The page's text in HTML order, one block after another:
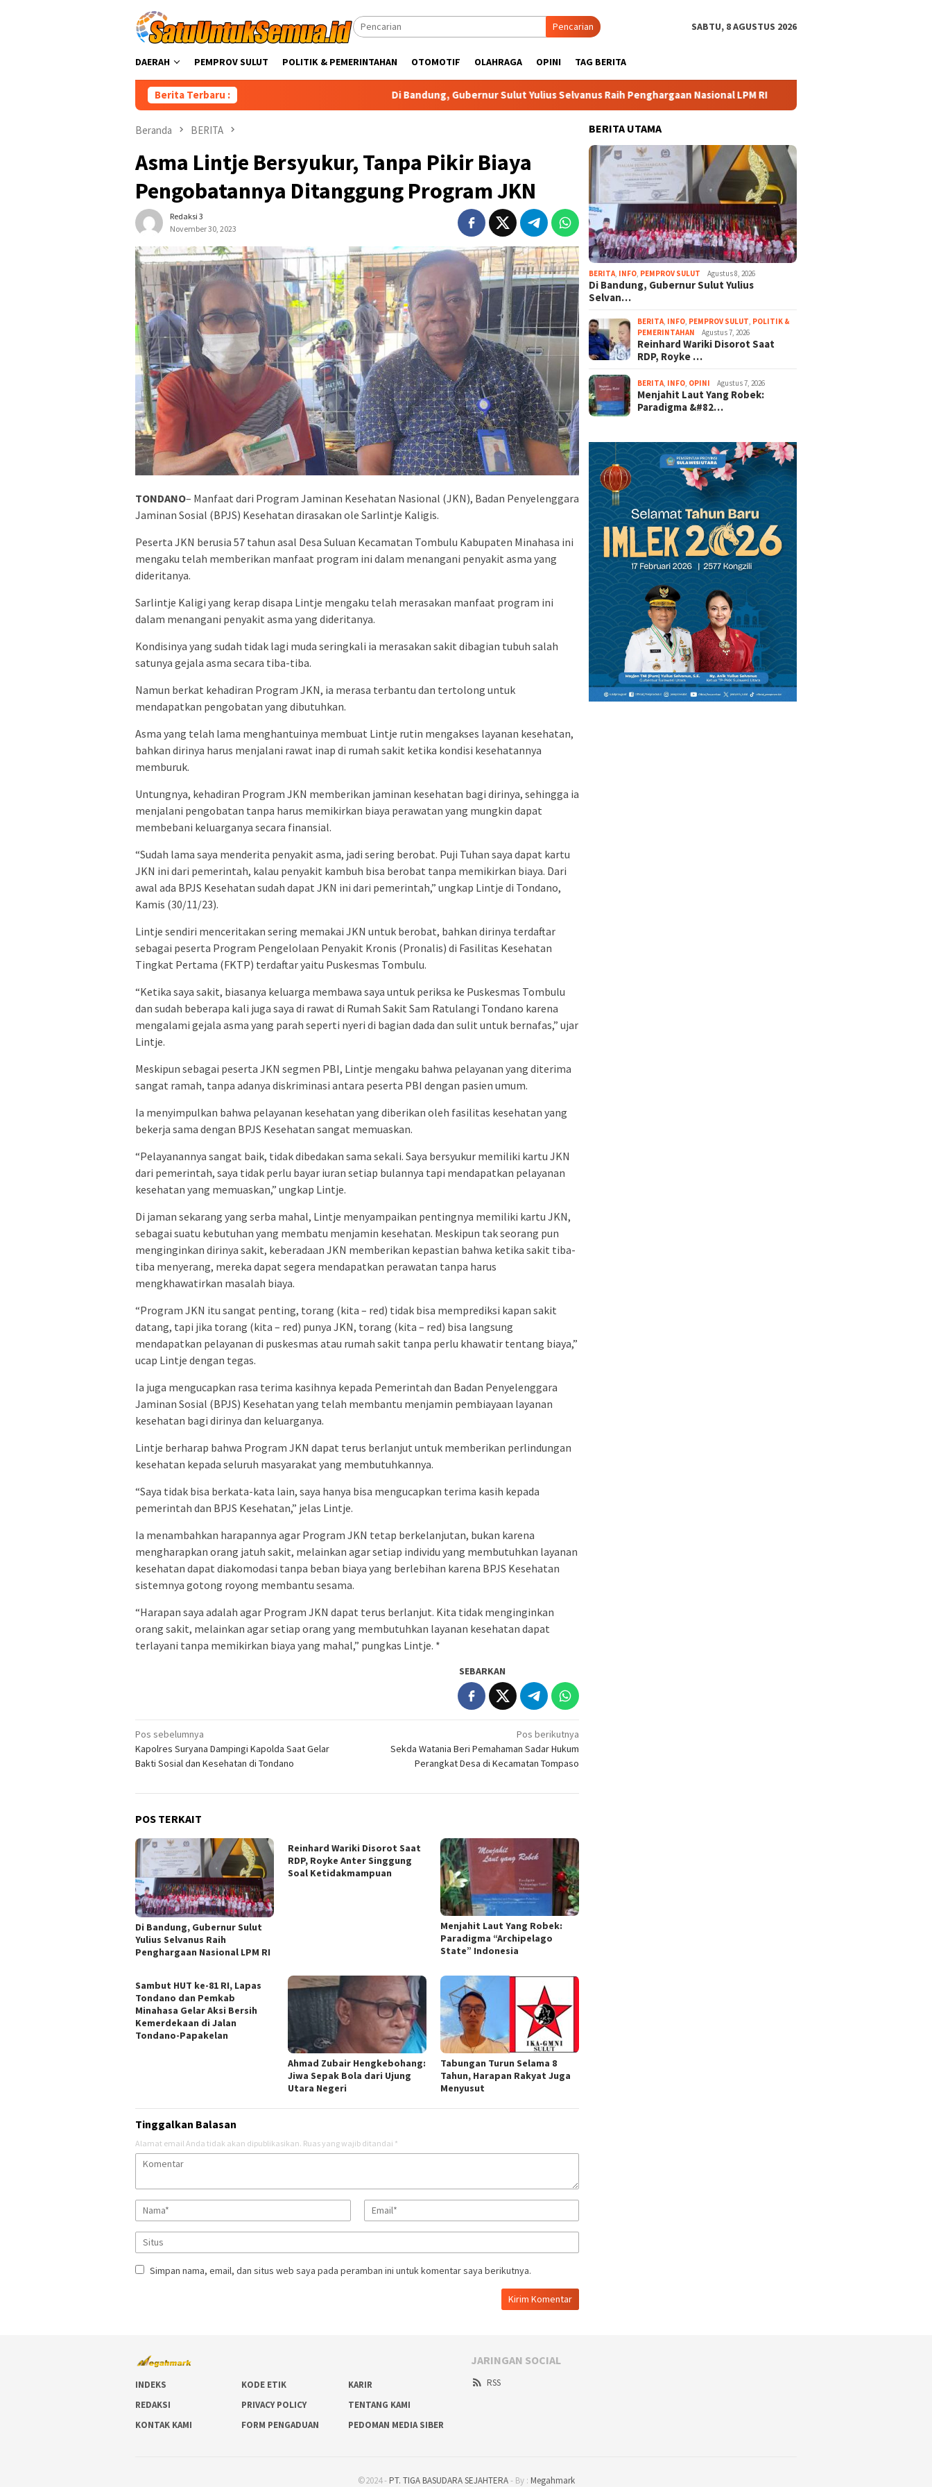
Pencarian SABTU, 8 AGUSTUS 2026
DAERAH PEMPROV SULUT POLITIK & PEMERINTAHAN OTOMOTIF OLAHRAGA OPINI TAG BERITA
Berita Terbaru : Di Bandung, Gubernur Sulut Yulius Selvanus Raih Penghargaan Nasional LPM RI Di Ujung Jari, Berkibar Bendera Ibu
Beranda BERITA
Asma Lintje Bersyukur, Tanpa Pikir Biaya
Pengobatannya Ditanggung Program JKN
Redaksi 3
November 30, 2023
TONDANO– Manfaat dari Program Jaminan Kesehatan Nasional (JKN), Badan Penyelenggara
Jaminan Sosial (BPJS) Kesehatan dirasakan ole Sarlintje Kaligis.
Peserta JKN berusia 57 tahun asal Desa Suluan Kecamatan Tombulu Kabupaten Minahasa ini
mengaku telah memberikan manfaat program ini dalam menangani penyakit asma yang
dideritanya.
Sarlintje Kaligi yang kerap disapa Lintje mengaku telah merasakan manfaat program ini
dalam menangani penyakit asma yang dideritanya.
Kondisinya yang sudah tidak lagi muda seringkali ia merasakan sakit dibagian tubuh salah
satunya gejala asma secara tiba-tiba.
Namun berkat kehadiran Program JKN, ia merasa terbantu dan tertolong untuk
mendapatkan pengobatan yang dibutuhkan.
Asma yang telah lama menghantuinya membuat Lintje rutin mengakses layanan kesehatan,
bahkan dirinya harus menjalani rawat inap di rumah sakit ketika kondisi kesehatannya
memburuk.
Untungnya, kehadiran Program JKN memberikan jaminan kesehatan bagi dirinya, sehingga ia
menjalani pengobatan tanpa harus memikirkan biaya perawatan yang mungkin dapat
membebani keluarganya secara finansial.
“Sudah lama saya menderita penyakit asma, jadi sering berobat. Puji Tuhan saya dapat kartu
JKN ini dari pemerintah, kalau penyakit kambuh bisa berobat tanpa memikirkan biaya. Dari
awal ada BPJS Kesehatan sudah dapat JKN ini dari pemerintah,” ungkap Lintje di Tondano,
Kamis (30/11/23).
Lintje sendiri menceritakan sering memakai JKN untuk berobat, bahkan dirinya terdaftar
sebagai peserta Program Pengelolaan Penyakit Kronis (Pronalis) di Fasilitas Kesehatan
Tingkat Pertama (FKTP) terdaftar yaitu Puskesmas Tombulu.
“Ketika saya sakit, biasanya keluarga membawa saya untuk periksa ke Puskesmas Tombulu
dan sudah beberapa kali juga saya di rawat di Rumah Sakit Sam Ratulangi Tondano karena
mengalami gejala asma yang parah seperti nyeri di bagian dada dan sulit untuk bernafas,” ujar
Lintje.
Meskipun sebagai peserta JKN segmen PBI, Lintje mengaku bahwa pelayanan yang diterima
sangat ramah, tanpa adanya diskriminasi antara peserta PBI dengan pasien umum.
Ia menyimpulkan bahwa pelayanan kesehatan yang diberikan oleh fasilitas kesehatan yang
bekerja sama dengan BPJS Kesehatan sangat memuaskan.
“Pelayanannya sangat baik, tidak dibedakan sama sekali. Saya bersyukur memiliki kartu JKN
dari pemerintah, saya tidak perlu bayar iuran setiap bulannya tapi mendapatkan pelayanan
kesehatan yang memuaskan,” ungkap Lintje.
Di jaman sekarang yang serba mahal, Lintje menyampaikan pentingnya memiliki kartu JKN,
sebagai suatu kebutuhan yang membatu menjamin kesehatan. Meskipun tak seorang pun
menginginkan dirinya sakit, keberadaan JKN memberikan kepastian bahwa ketika sakit tiba-
tiba menyerang, mereka dapat segera mendapatkan perawatan tanpa harus
mengkhawatirkan masalah biaya.
“Program JKN itu sangat penting, torang (kita – red) tidak bisa memprediksi kapan sakit
datang, tapi jika torang (kita – red) punya JKN, torang (kita – red) bisa langsung
mendapatkan pelayanan di puskesmas atau rumah sakit tanpa perlu khawatir tentang biaya,”
ucap Lintje dengan tegas.
Ia juga mengucapkan rasa terima kasihnya kepada Pemerintah dan Badan Penyelenggara
Jaminan Sosial (BPJS) Kesehatan yang telah membantu menjamin pembiayaan layanan
kesehatan bagi dirinya dan keluarganya.
Lintje berharap bahwa Program JKN dapat terus berlanjut untuk memberikan perlindungan
kesehatan kepada seluruh masyarakat yang membutuhkannya.
“Saya tidak bisa berkata-kata lain, saya hanya bisa mengucapkan terima kasih kepada
pemerintah dan BPJS Kesehatan,” jelas Lintje.
Ia menambahkan harapannya agar Program JKN tetap berkelanjutan, bukan karena
mengharapkan orang jatuh sakit, melainkan agar setiap individu yang membutuhkan layanan
kesehatan dapat diakomodasi tanpa beban biaya yang berlebihan karena BPJS Kesehatan
sistemnya gotong royong membantu sesama.
“Harapan saya adalah agar Program JKN dapat terus berlanjut. Kita tidak menginginkan
orang sakit, melainkan agar setiap orang yang membutuhkan layanan kesehatan dapat
terlayani tanpa memikirkan biaya yang mahal,” pungkas Lintje. *
SEBARKAN
Navigasi
pos
Pos sebelumnya
Kapolres Suryana Dampingi Kapolda Saat Gelar
Bakti Sosial dan Kesehatan di Tondano
Pos berikutnya
Sekda Watania Beri Pemahaman Sadar Hukum
Perangkat Desa di Kecamatan Tompaso
POS TERKAIT
Di Bandung, Gubernur Sulut
Yulius Selvanus Raih
Penghargaan Nasional LPM RI
Reinhard Wariki Disorot Saat
RDP, Royke Anter Singgung
Soal Ketidakmampuan
Menjahit Laut Yang Robek:
Paradigma “Archipelago
State” Indonesia
Sambut HUT ke-81 RI, Lapas
Tondano dan Pemkab
Minahasa Gelar Aksi Bersih
Kemerdekaan di Jalan
Tondano-Papakelan
Ahmad Zubair Hengkebohang:
Jiwa Sepak Bola dari Ujung
Utara Negeri
Tabungan Turun Selama 8
Tahun, Harapan Rakyat Juga
Menyusut
Tinggalkan Balasan
Alamat email Anda tidak akan dipublikasikan. Ruas yang wajib ditandai *
Simpan nama, email, dan situs web saya pada peramban ini untuk komentar saya berikutnya.
BERITA UTAMA
BERITA INFO PEMPROV SULUT Agustus 8, 2026
Di Bandung, Gubernur Sulut Yulius
Selvan…
BERITA INFO PEMPROV SULUT POLITIK &
PEMERINTAHAN
Agustus 7, 2026
Reinhard Wariki Disorot Saat
RDP, Royke …
BERITA INFO OPINI Agustus 7, 2026
Menjahit Laut Yang Robek:
Paradigma &#82…
INDEKS KODE ETIK
KARIR
REDAKSI
PRIVACY POLICY
TENTANG KAMI
KONTAK KAMI
FORM PENGADUAN PEDOMAN MEDIA SIBER
JARINGAN SOCIAL
RSS
©2024 - PT. TIGA BASUDARA SEJAHTERA- By : Megahmark